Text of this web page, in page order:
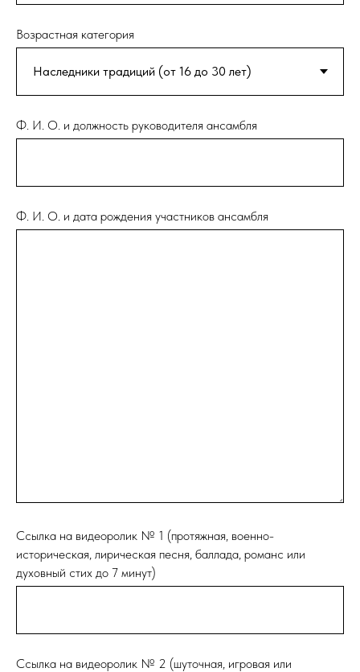
Возрастная категория
Ф. И. О. и должность руководителя ансамбля
Ф. И. О. и дата рождения участников ансамбля
Ссылка на видеоролик № 1 (протяжная, военно-
историческая, лирическая песня, баллада, романс или
духовный стих до 7 минут)
Ссылка на видеоролик № 2 (шуточная, игровая или